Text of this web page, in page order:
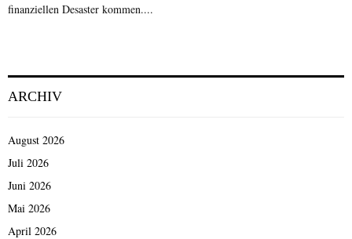
finanziellen Desaster kommen....
ARCHIV
August 2026
Juli 2026
Juni 2026
Mai 2026
April 2026